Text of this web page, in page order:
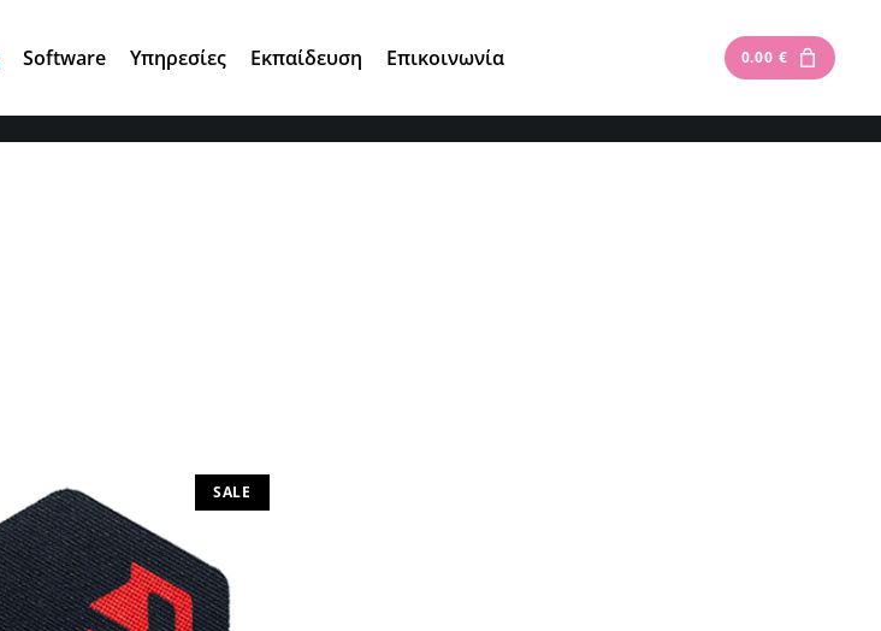
Software Υπηρεσίες Εκπαίδευση Επικοινωνία 0.00 €
SALE